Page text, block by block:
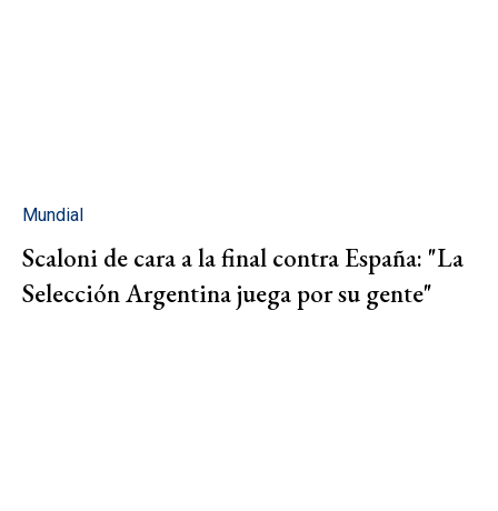
Mundial
Scaloni de cara a la final contra España: "La
Selección Argentina juega por su gente"